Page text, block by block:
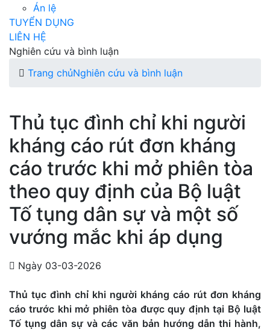
Án lệ
TUYỂN DỤNG
LIÊN HỆ
Nghiên cứu và bình luận
Trang chủNghiên cứu và bình luận
Thủ tục đình chỉ khi người
kháng cáo rút đơn kháng
cáo trước khi mở phiên tòa
theo quy định của Bộ luật
Tố tụng dân sự và một số
vướng mắc khi áp dụng
Ngày 03-03-2026
Thủ tục đình chỉ khi người kháng cáo rút đơn kháng
cáo trước khi mở phiên tòa được quy định tại Bộ luật
Tố tụng dân sự và các văn bản hướng dẫn thi hành,